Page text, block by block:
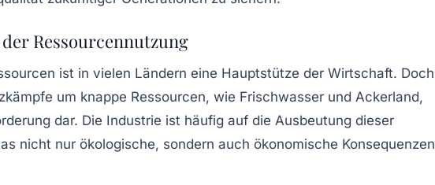
Ressourcennutzung
ist in vielen Ländern eine Hauptstütze der Wirtschaft. Doch
um knappe Ressourcen, wie Frischwasser und Ackerland,
dar. Die Industrie ist häufig auf die Ausbeutung dieser
nicht nur ökologische, sondern auch ökonomische Konsequenzen